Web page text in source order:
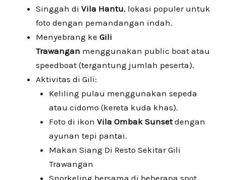
Singgah di Vila Hantu, lokasi populer untuk
foto dengan pemandangan indah.
Menyebrang ke Gili
Trawangan menggunakan public boat atau
speedboat (tergantung jumlah peserta).
Aktivitas di Gili:
Keliling pulau menggunakan sepeda
atau cidomo (kereta kuda khas).
Foto di ikon Vila Ombak Sunsetdengan
ayunan tepi pantai.
Makan Siang Di Resto Sekitar Gili
Trawangan
Snorkeling bersama di beberapa spot